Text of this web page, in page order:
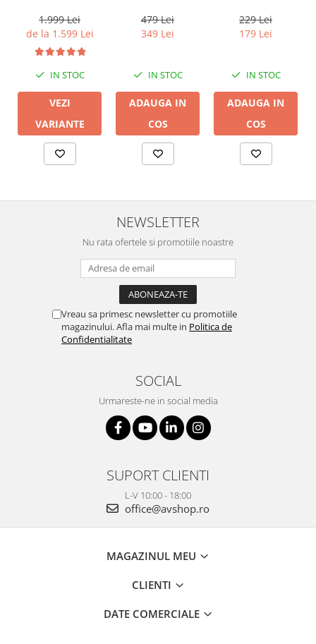
v3
1.999 Lei
de la 1.599 Lei
IN STOC
VEZI
VARIANTE
Ceiling (1 buc)
479 Lei
349 Lei
IN STOC
ADAUGA IN
COS
229 Lei
179 Lei
IN STOC
ADAUGA IN
COS
NEWSLETTER
Nu rata ofertele si promotiile noastre
Vreau sa primesc newsletter cu promotiile
magazinului. Afla mai multe in Politica de
Confidentialitate
SOCIAL
Urmareste-ne in social media
SUPORT CLIENTI
L-V 10:00 - 18:00
office@avshop.ro
MAGAZINUL MEU
CLIENTI
DATE COMERCIALE